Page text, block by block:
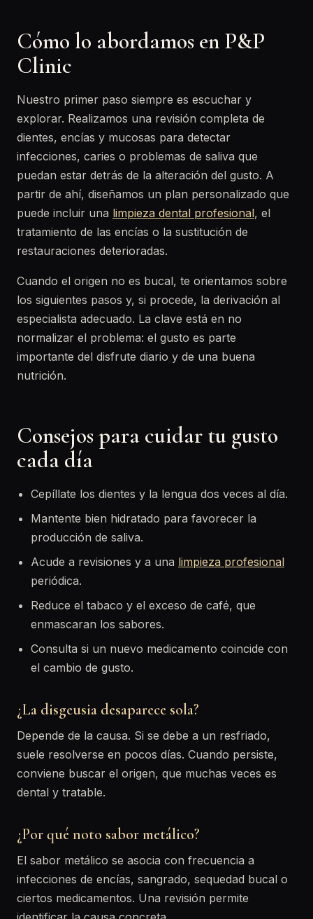
Cómo lo abordamos en P&P
Clinic
Nuestro primer paso siempre es escuchar y
explorar. Realizamos una revisión completa de
dientes, encías y mucosas para detectar
infecciones, caries o problemas de saliva que
puedan estar detrás de la alteración del gusto. A
partir de ahí, diseñamos un plan personalizado que
puede incluir una limpieza dental profesional, el
tratamiento de las encías o la sustitución de
restauraciones deterioradas.
Cuando el origen no es bucal, te orientamos sobre
los siguientes pasos y, si procede, la derivación al
especialista adecuado. La clave está en no
normalizar el problema: el gusto es parte
importante del disfrute diario y de una buena
nutrición.
Consejos para cuidar tu gusto
cada día
Cepíllate los dientes y la lengua dos veces al día.
Mantente bien hidratado para favorecer la
producción de saliva.
Acude a revisiones y a una limpieza profesional
periódica.
Reduce el tabaco y el exceso de café, que
enmascaran los sabores.
Consulta si un nuevo medicamento coincide con
el cambio de gusto.
¿La disgeusia desaparece sola?
Depende de la causa. Si se debe a un resfriado,
suele resolverse en pocos días. Cuando persiste,
conviene buscar el origen, que muchas veces es
dental y tratable.
¿Por qué noto sabor metálico?
El sabor metálico se asocia con frecuencia a
infecciones de encías, sangrado, sequedad bucal o
ciertos medicamentos. Una revisión permite